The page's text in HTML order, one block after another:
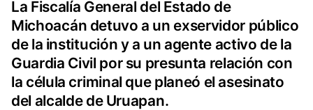
La Fiscalía General del Estado de
Michoacán detuvo a un exservidor público
de la institución y a un agente activo de la
Guardia Civil por su presunta relación con
la célula criminal que planeó el asesinato
del alcalde de Uruapan.